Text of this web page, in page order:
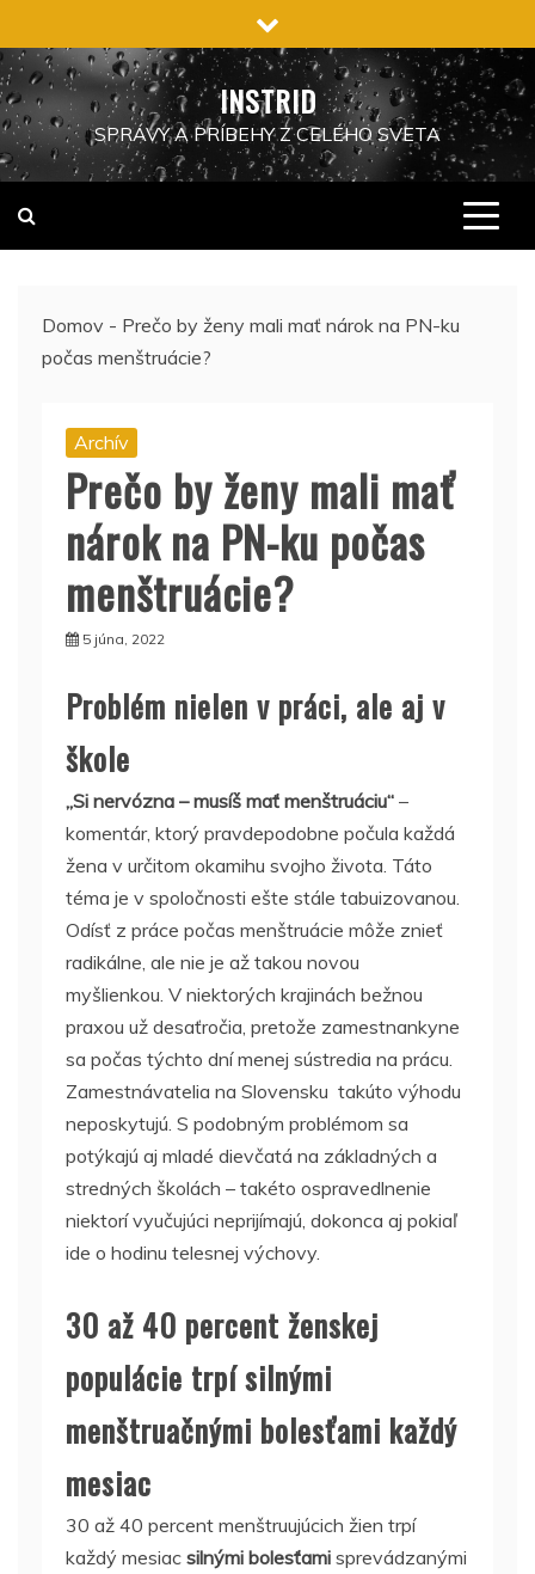
na
obsah
INSTRID
SPRÁVY A PRÍBEHY Z CELÉHO SVETA
Domov - Prečo by ženy mali mať nárok na PN-ku
počas menštruácie?
Archív
Prečo by ženy mali mať
nárok na PN-ku počas
menštruácie?
5 júna, 2022
Problém nielen v práci, ale aj v
škole
„Si nervózna – musíš mať menštruáciu“ –
komentár, ktorý pravdepodobne počula každá
žena v určitom okamihu svojho života. Táto
téma je v spoločnosti ešte stále tabuizovanou.
Odísť z práce počas menštruácie môže znieť
radikálne, ale nie je až takou novou
myšlienkou. V niektorých krajinách bežnou
praxou už desaťročia, pretože zamestnankyne
sa počas týchto dní menej sústredia na prácu.
Zamestnávatelia na Slovensku takúto výhodu
neposkytujú. S podobným problémom sa
potýkajú aj mladé dievčatá na základných a
stredných školách – takéto ospravedlnenie
niektorí vyučujúci neprijímajú, dokonca aj pokiaľ
ide o hodinu telesnej výchovy.
30 až 40 percent ženskej
populácie trpí silnými
menštruačnými bolesťami každý
mesiac
30 až 40 percent menštruujúcich žien trpí
každý mesiac silnými bolesťami sprevádzanými